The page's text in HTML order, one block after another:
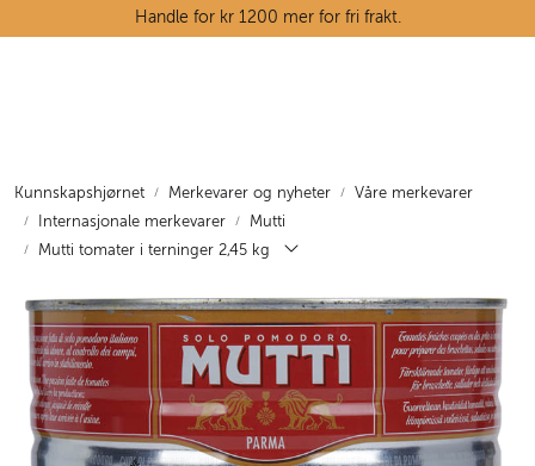
Skip to main contentHandle for kr 1200 mer for fri frakt.
Kunnskapshjørnet Merkevarer og nyheter
Våre merkevarer
Internasjonale merkevarer
Mutti
Mutti tomater i terninger 2,45 kg
Tørrvarehylla
Grøntavdelingen
Oppskrifter
Kunnskapshjørnet